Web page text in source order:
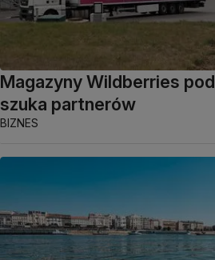
Magazyny Wildberries
szuka partnerów
BIZNES